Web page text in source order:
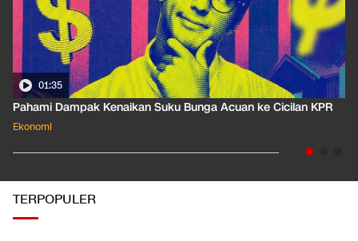
01:35
Pahami Dampak Kenaikan Suku Bunga Acuan ke Cicilan KPR
Ekonomi
TERPOPULER